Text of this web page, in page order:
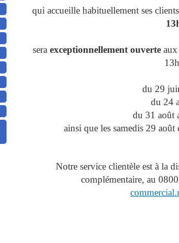
qui accueille habituellement ses clients
seraexceptionnellement ouverte
du 29
du 24
du 31 août
ainsi que les samedis 29
Notre service clientèle est à la
complémentaire, au